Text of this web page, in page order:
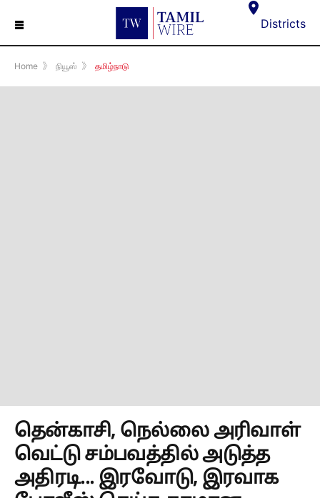
☰ Districts
Home 》 நியூஸ் 》 தமிழ்நாடு
தென்காசி, நெல்லை அரிவாள்
வெட்டு சம்பவத்தில் அடுத்த
அதிரடி... இரவோடு, இரவாக